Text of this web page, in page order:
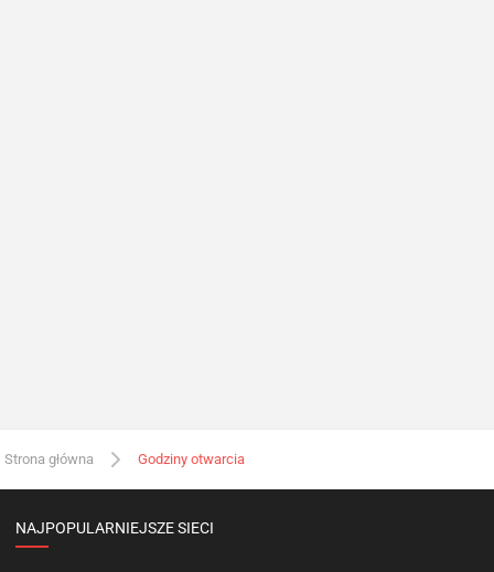
Strona główna Godziny otwarcia
NAJPOPULARNIEJSZE SIECI